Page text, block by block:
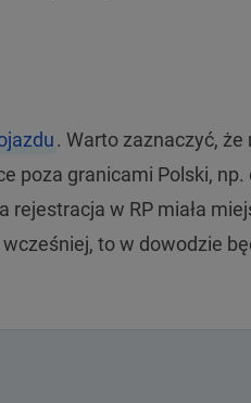
. Warto zaznaczyć,
poza granicami Polski,
rejestracja w RP miała
to w dowodzie